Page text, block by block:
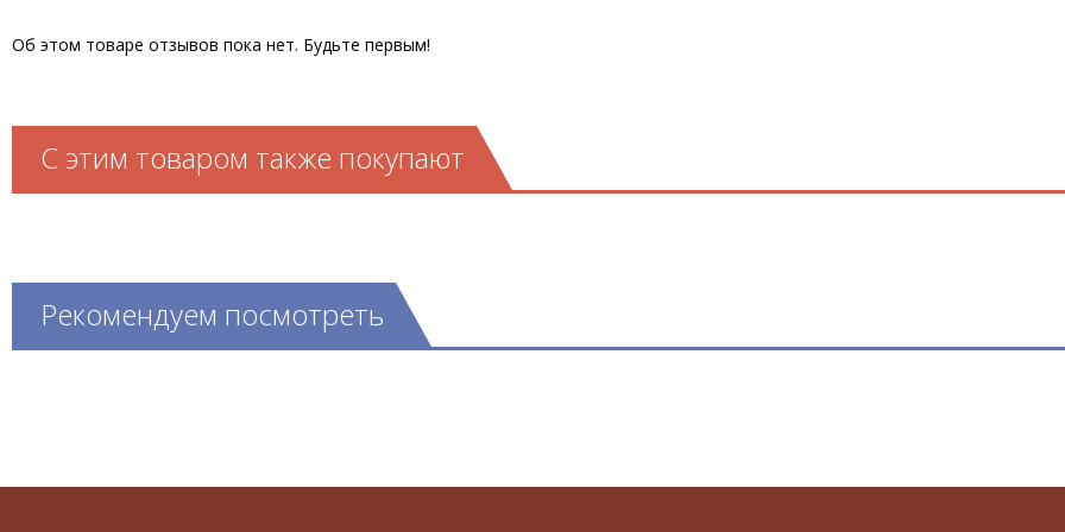
Об этом товаре отзывов пока нет. Будьте первым!
С этим товаром также покупают
Рекомендуем посмотреть